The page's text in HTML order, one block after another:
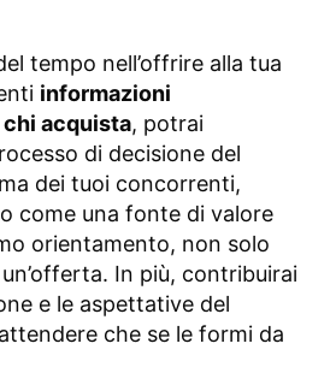
tempo nell’offrire alla tua
informazioni
acquista, potrai
di decisione del
dei tuoi concorrenti,
come una fonte di valore
orientamento, non solo
In più, contribuirai
e le aspettative del
che se le formi da